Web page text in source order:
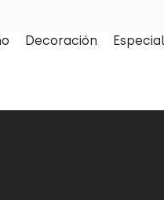
Decoración